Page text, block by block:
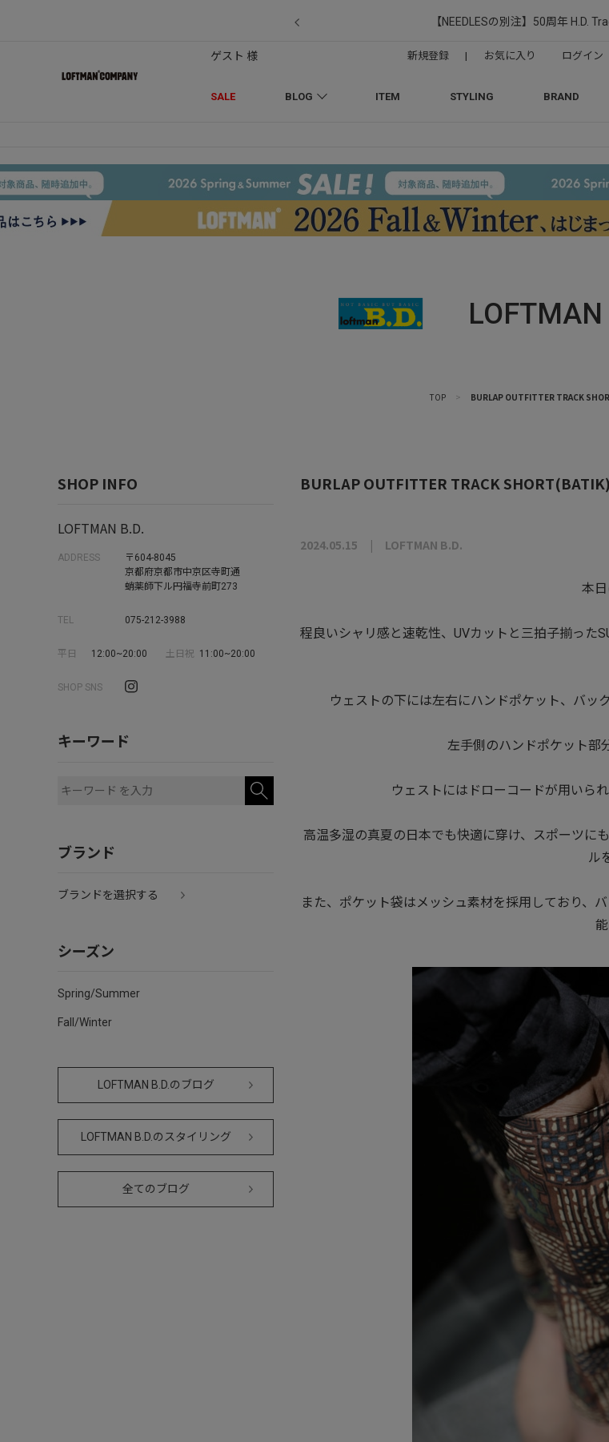
【NEEDLESの別注】50周年 H.D.
SALE BLOG ITEM STYLING BRAND
ゲスト 様 新規登録 | お気に入り ログイン
LOFTMAN
TOP > BURLAP OUTFITTER TRACK
SHOP INFO
LOFTMAN B.D.
ADDRESS
〒604-8045
京都府京都市中京区寺町通
蛸薬師下ル円福寺前町273
TEL 075-212-3988
平日 12:00~20:00 土日祝 11:00~20:00
SHOP SNS
キーワード
ブランド
ブランドを選択する
シーズン
Spring/Summer
Fall/Winter
LOFTMAN B.D.のブログ
LOFTMAN B.D.のスタイリング
全てのブログ
BURLAP OUTFITTER TRACK SHORT(BATIK)
2024.05.15 LOFTMAN B.D.
本日
程良いシャリ感と速乾性、UVカットと三拍子揃った
ウェストの下には左右にハンドポケット、バッ
左手側のハンドポケット部
ウェストにはドローコードが用いら
高温多湿の真夏の日本でも快適に穿け、スポーツに
ル
また、ポケット袋はメッシュ素材を採用しており、
能